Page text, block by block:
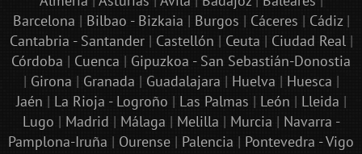
Barcelona | Bilbao - Bizkaia | Burgos | Cáceres | Cádiz|
Cantabria - Santander| Castellón | Ceuta | Ciudad Real|
Córdoba | Cuenca | Gipuzkoa - San Sebastián-Donostia
| Girona | Granada | Guadalajara | Huelva | Huesca |
Jaén | La Rioja - Logroño | Las Palmas | León | Lleida |
Lugo | Madrid | Málaga | Melilla | Murcia | Navarra -
Pamplona-Iruña | Ourense | Palencia | Pontevedra - Vigo